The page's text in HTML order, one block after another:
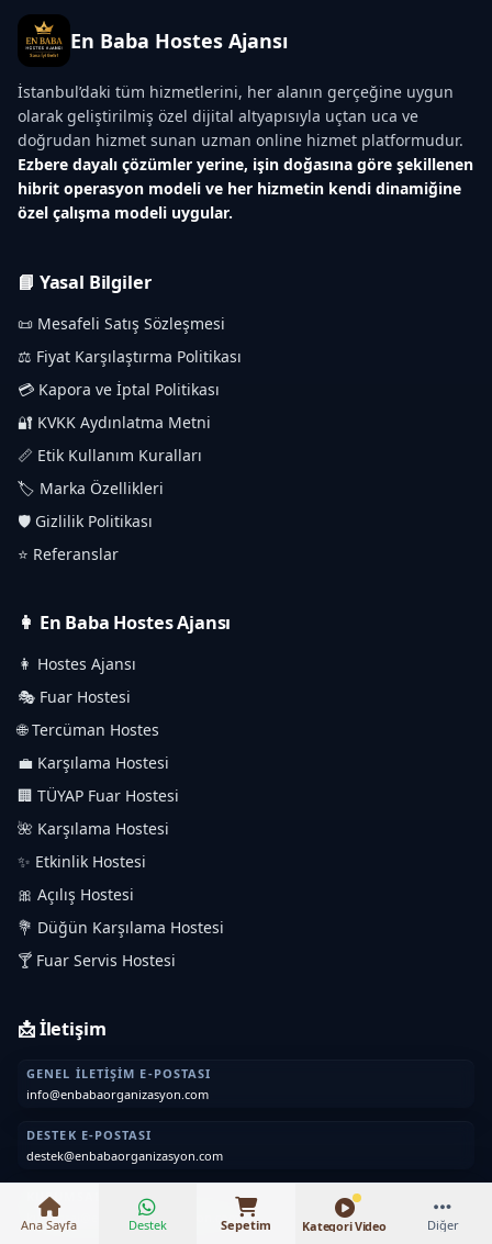
En Baba Hostes Ajansı
İstanbul’daki tüm hizmetlerini, her alanın gerçeğine uygun
olarak geliştirilmiş özel dijital altyapısıyla uçtan uca ve
doğrudan hizmet sunan uzman online hizmet platformudur.
Ezbere dayalı çözümler yerine, işin doğasına göre şekillenen
hibrit operasyon modeli ve her hizmetin kendi dinamiğine
özel çalışma modeli uygular.
📘 Yasal Bilgiler
📜 Mesafeli Satış Sözleşmesi
⚖️ Fiyat Karşılaştırma Politikası
💳 Kapora ve İptal Politikası
🔐 KVKK Aydınlatma Metni
📏 Etik Kullanım Kuralları
🏷️ Marka Özellikleri
🛡️ Gizlilik Politikası
⭐ Referanslar
👩 En Baba Hostes Ajansı
👩 Hostes Ajansı
🎭 Fuar Hostesi
🌐 Tercüman Hostes
💼 Karşılama Hostesi
🏢 TÜYAP Fuar Hostesi
🌺 Karşılama Hostesi
✨ Etkinlik Hostesi
🎀 Açılış Hostesi
💐 Düğün Karşılama Hostesi
🍸 Fuar Servis Hostesi
📩 İletişim
GENEL İLETIŞIM E-POSTASI
info@enbabaorganizasyon.com
DESTEK E-POSTASI
destek@enbabaorganizasyon.com
KURUMSAL E-POSTA
kurumsal@enbabaorganizasyon.com
Ana Sayfa Destek Sepetim Kategori Video Diğer